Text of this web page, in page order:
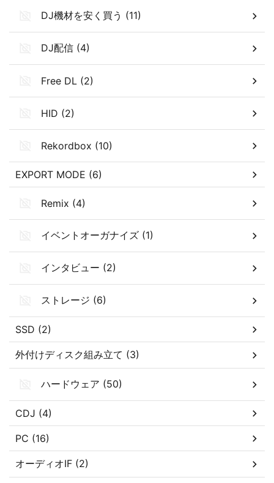
DJ機材を安く買う (11)
DJ配信 (4)
Free DL (2)
HID (2)
Rekordbox (10)
EXPORT MODE (6)
Remix (4)
イベントオーガナイズ (1)
インタビュー (2)
ストレージ (6)
SSD (2)
外付けディスク組み立て (3)
ハードウェア (50)
CDJ (4)
PC (16)
オーディオIF (2)